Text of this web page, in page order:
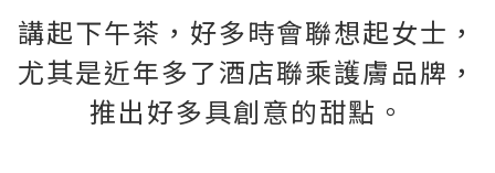
講起下午茶，好多時會聯想起女士，
尤其是近年多了酒店聯乘護膚品牌，
推出好多具創意的甜點。